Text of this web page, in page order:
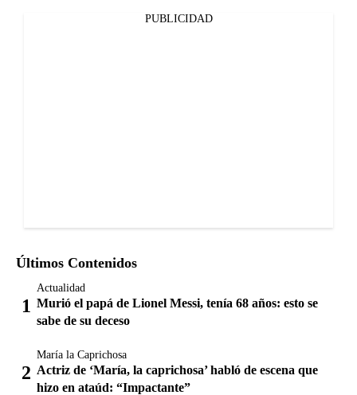
PUBLICIDAD
Últimos Contenidos
Actualidad
Murió el papá de Lionel Messi, tenía 68 años: esto se
sabe de su deceso
María la Caprichosa
Actriz de ‘María, la caprichosa’ habló de escena que
hizo en ataúd: “Impactante”